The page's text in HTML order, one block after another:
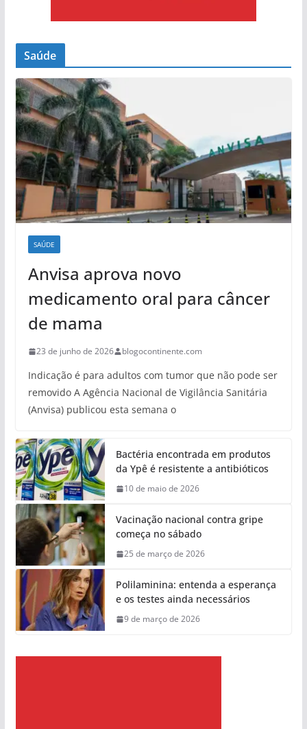
Saúde
SAÚDE
Anvisa aprova novo
medicamento oral para câncer
de mama
23 de junho de 2026 blogocontinente.com
Indicação é para adultos com tumor que não pode ser
removido A Agência Nacional de Vigilância Sanitária
(Anvisa) publicou esta semana o
Bactéria encontrada em produtos
da Ypê é resistente a antibióticos
10 de maio de 2026
Vacinação nacional contra gripe
começa no sábado
25 de março de 2026
Polilaminina: entenda a esperança
e os testes ainda necessários
9 de março de 2026